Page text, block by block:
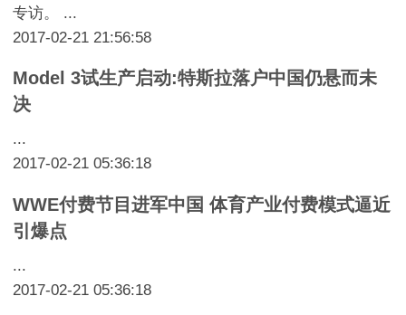
专访。 ...
2017-02-21 21:56:58
Model 3试生产启动:特斯拉落户中国仍悬而未
决
...
2017-02-21 05:36:18
WWE付费节目进军中国 体育产业付费模式逼近
引爆点
...
2017-02-21 05:36:18